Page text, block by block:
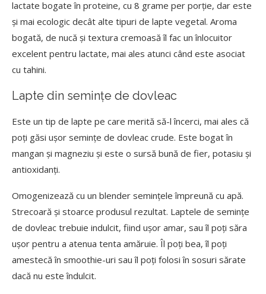
lactate bogate în proteine, cu 8 grame per porție, dar este
și mai ecologic decât alte tipuri de lapte vegetal. Aroma
bogată, de nucă și textura cremoasă îl fac un înlocuitor
excelent pentru lactate, mai ales atunci când este asociat
cu tahini.
Lapte din semințe de dovleac
Este un tip de lapte pe care merită să-l încerci, mai ales că
poți găsi ușor semințe de dovleac crude. Este bogat în
mangan și magneziu și este o sursă bună de fier, potasiu și
antioxidanți.
Omogenizează cu un blender semințele împreună cu apă.
Strecoară și stoarce produsul rezultat. Laptele de semințe
de dovleac trebuie indulcit, fiind ușor amar, sau îl poți săra
ușor pentru a atenua tenta amăruie. Îl poți bea, îl poți
amestecă în smoothie-uri sau îl poți folosi în sosuri sărate
dacă nu este îndulcit.